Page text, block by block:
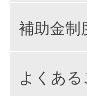
補助金制
よくあ